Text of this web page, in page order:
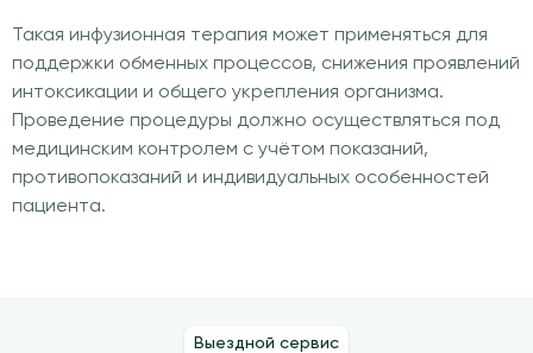
Такая инфузионная терапия может применяться для
поддержки обменных процессов, снижения проявлений
интоксикации и общего укрепления организма.
Проведение процедуры должно осуществляться под
медицинским контролем с учётом показаний,
противопоказаний и индивидуальных особенностей
пациента.
Выездной сервис